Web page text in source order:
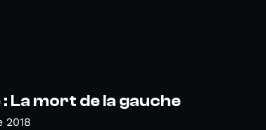
La mort de la gauche
2018